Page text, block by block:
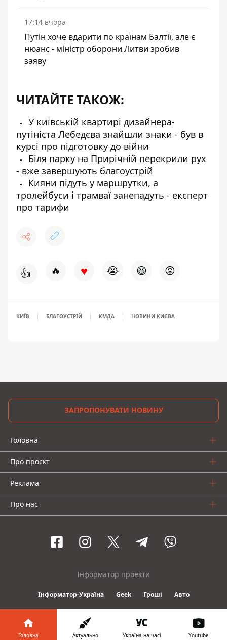
17:14 вчора
Путін хоче вдарити по країнам Балтії, але є
нюанс - міністр оборони Литви зробив
заяву
ЧИТАЙТЕ ТАКОЖ:
У київській квартирі дизайнера-
путініста Лебедєва знайшли знаки - був в
курсі про підготовку до війни
Біля парку на Прирічній перекрили рух
- вже завершують благоустрій
Кияни підуть у маршрутки, а
тролейбуси і трамваї занепадуть - експерт
про тарифи
👍 🔥 ♥ 😭 😆 😡
КИЇВ БЛАГОУСТРІЙ КМДА НОВИНИ КИЄВА
ЗАПРОПОНУВАТИ НОВИНУ
Головна
Про проєкт
Реклама
Про нас
Інформатор проекти
Інформатор-Україна Geek Гроші Авто
© 2016-2026 Informator
Головна Актуально Україна на часі Youtube